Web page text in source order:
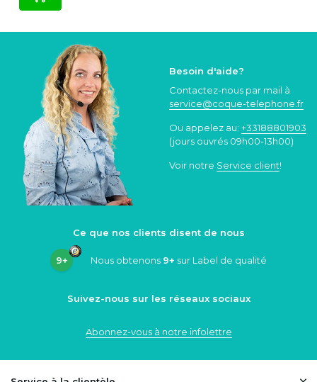
Besoin d'aide?
Contactez-nous par mail à
service@coque-telephone.fr
Ou appelez au: +33188801903
(jours ouvrés 09h00-13h00)
Voir notre Service client!
Ce que nos clients disent de nous
9+ Nous obtenons 9+ sur Label de qualité
Suivez-nous sur les réseaux sociaux
Abonnez-vous à notre infolettre